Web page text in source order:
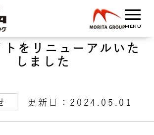
トをリニューアルいた
しました
更新日：2024.05.01